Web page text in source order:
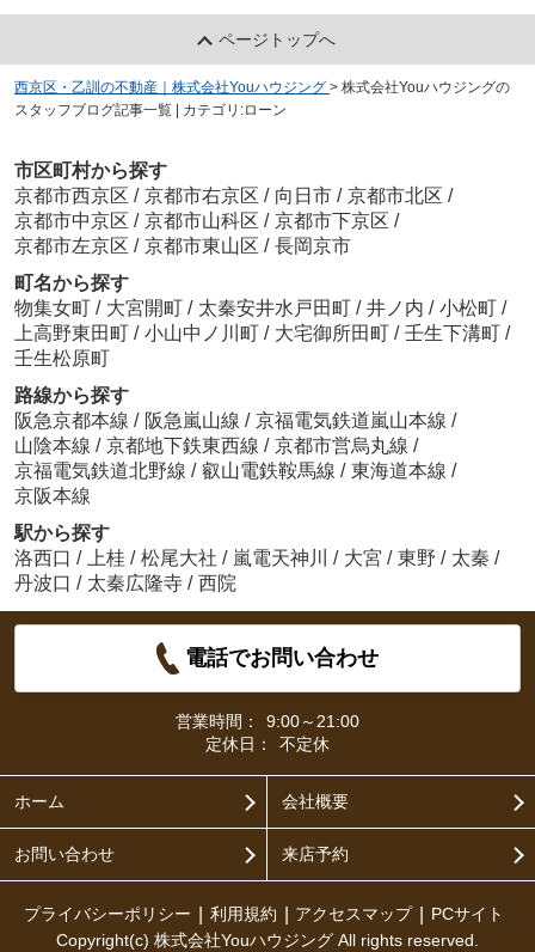
ページトップへ
西京区・乙訓の不動産｜株式会社Youハウジング > 株式会社Youハウジングの
スタッフブログ記事一覧 | カテゴリ:ローン
市区町村から探す
京都市西京区 / 京都市右京区 / 向日市 / 京都市北区 /
京都市中京区 / 京都市山科区 / 京都市下京区 /
京都市左京区 / 京都市東山区 / 長岡京市
町名から探す
物集女町 / 大宮開町 / 太秦安井水戸田町 / 井ノ内 / 小松町 /
上高野東田町 / 小山中ノ川町 / 大宅御所田町 / 壬生下溝町 /
壬生松原町
路線から探す
阪急京都本線 / 阪急嵐山線 / 京福電気鉄道嵐山本線 /
山陰本線 / 京都地下鉄東西線 / 京都市営烏丸線 /
京福電気鉄道北野線 / 叡山電鉄鞍馬線 / 東海道本線 /
京阪本線
駅から探す
洛西口 / 上桂 / 松尾大社 / 嵐電天神川 / 大宮 / 東野 / 太秦 /
丹波口 / 太秦広隆寺 / 西院
電話でお問い合わせ
営業時間：
9:00～21:00
定休日：
不定休
ホーム 会社概要
お問い合わせ 来店予約
プライバシーポリシー 利用規約 アクセスマップ
PCサイト
Copyright(c) 株式会社Youハウジング All rights reserved.